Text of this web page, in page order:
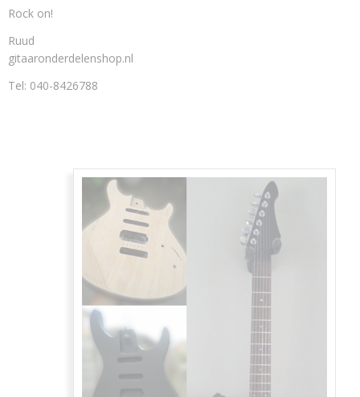
Rock on!
Ruud
gitaaronderdelenshop.nl
Tel: 040-8426788